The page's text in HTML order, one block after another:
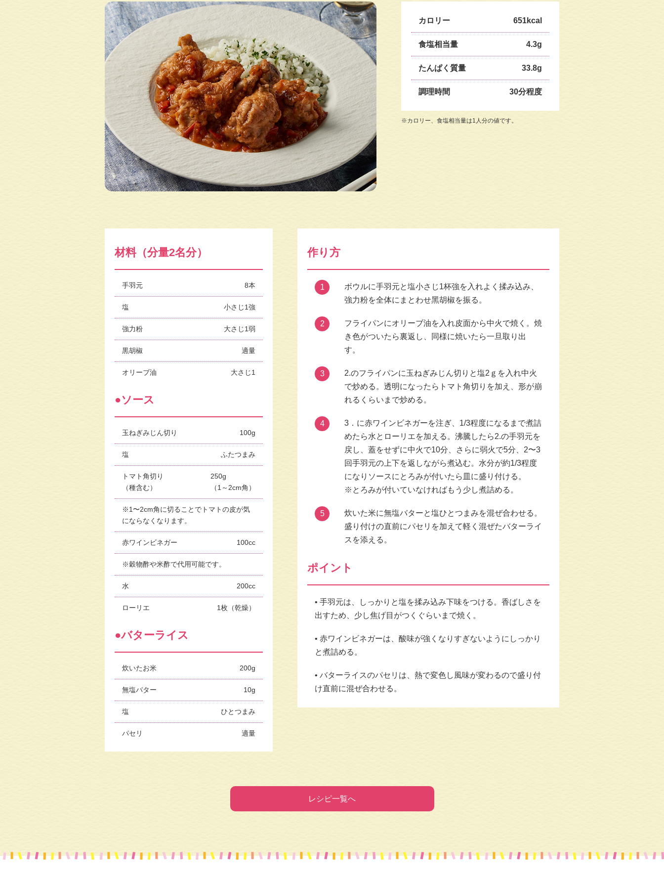
カロリー 651kcal
食塩相当量 4.3g
たんぱく質量 33.8g
調理時間 30分程度
※カロリー、食塩相当量は1人分の値です。
材料（分量2名分）
手羽元 8本
塩 小さじ1強
強力粉 大さじ1弱
黒胡椒 適量
オリーブ油 大さじ1
●ソース
⽟ねぎみじん切り 100g
塩 ふたつまみ
トマト角切り
（種含む）
250g
（1～2cm角）
※1〜2cm⾓に切ることでトマトの⽪が気
にならなくなります。
⾚ワインビネガー 100cc
※穀物酢や米酢で代用可能です。
水 200cc
ローリエ 1枚（乾燥）
●バターライス
炊いたお⽶ 200g
無塩バター 10g
塩 ひとつまみ
パセリ 適量
作り方
1
ボウルに⼿⽻元と塩⼩さじ1杯強を⼊れよく揉み込み、
強⼒粉を全体にまとわせ⿊胡椒を振る。
2
フライパンにオリーブ油を⼊れ⽪⾯から中⽕で焼く。焼
き⾊がついたら裏返し、同様に焼いたら⼀旦取り出
す。
3
2.のフライパンに⽟ねぎみじん切りと塩2ｇを⼊れ中⽕
で炒める。透明になったらトマト⾓切りを加え、形が崩
れるくらいまで炒める。
4
3．に⾚ワインビネガーを注ぎ、1/3程度になるまで煮詰
めたら⽔とローリエを加える。沸騰したら2.の⼿⽻元を
戻し、蓋をせずに中⽕で10分、さらに弱⽕で5分、2〜3
回⼿⽻元の上下を返しながら煮込む。⽔分が約1/3程度
になりソースにとろみが付いたら⽫に盛り付ける。
※とろみが付いていなければもう少し煮詰める。
5
炊いた⽶に無塩バターと塩ひとつまみを混ぜ合わせる。
盛り付けの直前にパセリを加えて軽く混ぜたバターライ
スを添える。
ポイント
• ⼿⽻元は、しっかりと塩を揉み込み下味をつける。⾹ばしさを
出すため、少し焦げ⽬がつくぐらいまで焼く。
• ⾚ワインビネガーは、酸味が強くなりすぎないようにしっかり
と煮詰める。
• バターライスのパセリは、熱で変⾊し⾵味が変わるので盛り付
け直前に混ぜ合わせる。
レシピ一覧へ